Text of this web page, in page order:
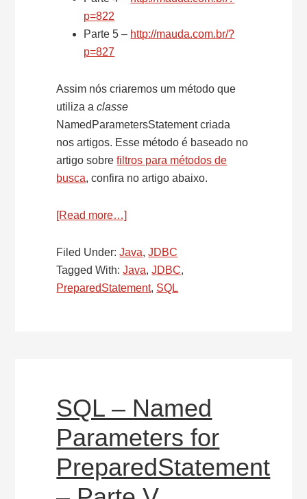
p=822
Parte 5 – http://mauda.com.br/?
p=827
Assim nós criaremos um método que
utiliza aclasse
NamedParametersStatement criada
nos artigos. Esse método é baseado no
artigo sobrefiltros para métodos de
busca, confira no artigo abaixo.
[Read more…]
–
Named
Parameters
Filed Under:Java,JDBC
Tagged With:Java,JDBC,
PreparedStatement, SQL
SQL – Named
Parameters for
PreparedStatement